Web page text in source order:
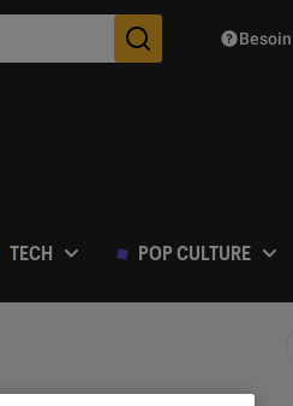
Des
Besoin
TECH POP CULTURE